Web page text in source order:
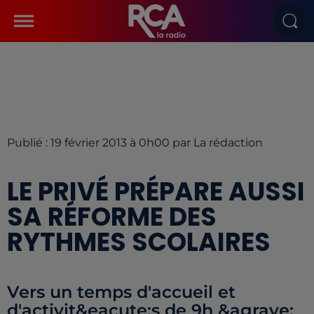
Publié : 19 février 2013 à 0h00 par La rédaction
LE PRIVÉ PRÉPARE AUSSI
SA RÉFORME DES
RYTHMES SCOLAIRES
Vers un temps d'accueil et